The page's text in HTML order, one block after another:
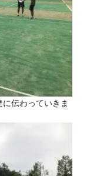
伝わっていきま